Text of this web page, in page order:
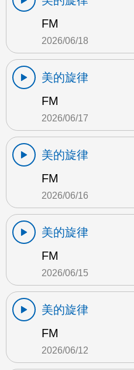
FM
2026/06/18
美的旋律
FM
2026/06/17
美的旋律
FM
2026/06/16
美的旋律
FM
2026/06/15
美的旋律
FM
2026/06/12